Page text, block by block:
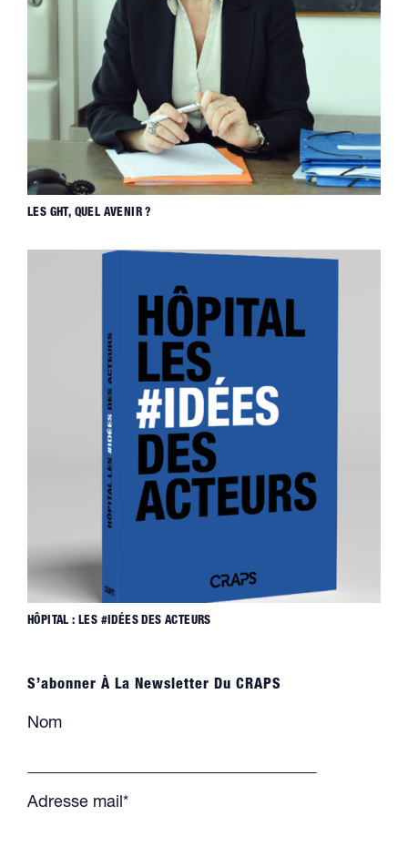
LES GHT, QUEL AVENIR ?
HÔPITAL : LES #IDÉES DES ACTEURS
S’abonner À La Newsletter Du CRAPS
Nom
Adresse mail*